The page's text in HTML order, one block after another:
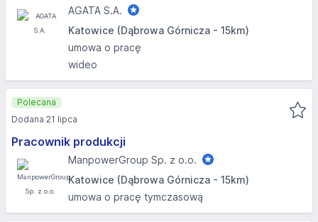
AGATA S.A.
Katowice (Dąbrowa Górnicza - 15km)
umowa o pracę
wideo
Pracownik produkcji
ManpowerGroup Sp. z o.o.
Katowice (Dąbrowa Górnicza - 15km)
umowa o pracę tymczasową
Polecana
Dodana 21 lipca